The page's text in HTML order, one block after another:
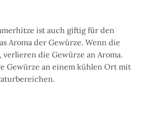
ist auch giftig für den
Aroma der Gewürze. Wenn die
die Gewürze an Aroma.
Gewürze an einem kühlen Ort mit